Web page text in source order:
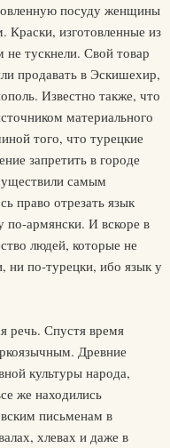
посуду женщины
Краски, изготовленные из
не тускнели. Свой товар
продавать в Эскишехир,
Известно также, что
материального
того, что турецкие
запретить в городе
самым
право отрезать язык
армянски. И вскоре в
людей, которые не
ни по-турецки, ибо язык у
речь. Спустя время
Древние
культуры народа,
же находились
письменам в
хлевах и даже в